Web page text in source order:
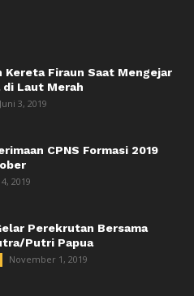
Kereta Firaun Saat Mengejar
di Laut Merah
Juni 3, 2019
CPNS Formasi 2019
2019
Perekrutan Bersama
Putri Papua
November 1, 2019